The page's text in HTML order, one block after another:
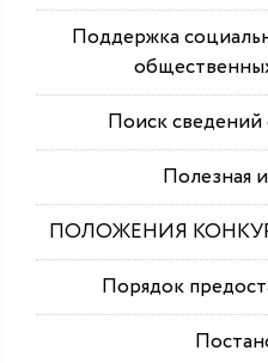
Поддержка
Поиск
Полезная
ПОЛОЖЕНИЯ
Порядок